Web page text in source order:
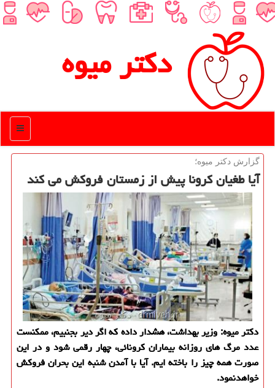
دكتر میوه
منو
گزارش دكتر میوه؛
آیا طغیان كرونا پیش از زمستان فروكش می كند
دكتر میوه: وزیر بهداشت، هشدار داده كه اگر دیر بجنبیم، ممكنست
عدد مرگ های روزانه بیماران كرونائی، چهار رقمی شود و در این
صورت همه چیز را باخته ایم. آیا با آمدن شنبه این بحران فروكش
خواهدنمود.